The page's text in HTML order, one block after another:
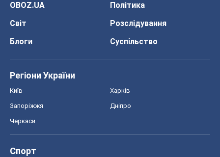
OBOZ.UA
Політика
Світ
Розслідування
Блоги
Суспільство
Регіони України
Київ Харків
Запоріжжя Дніпро
Черкаси
Спорт